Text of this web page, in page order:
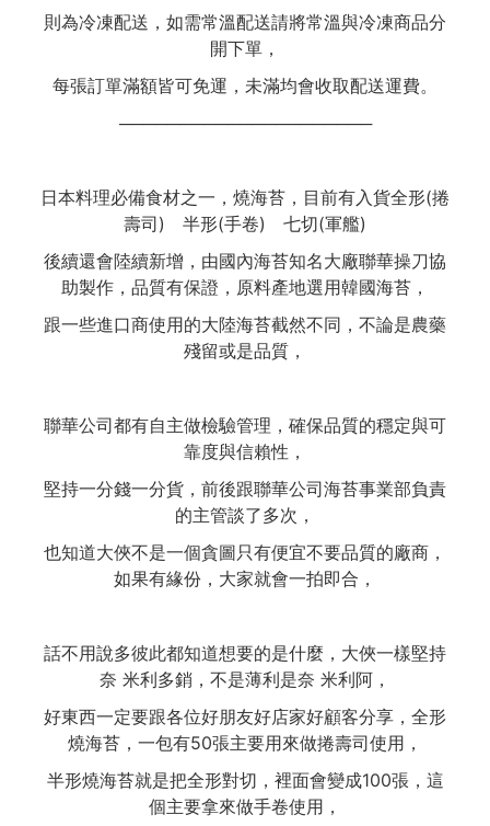
則為冷凍配送，如需常溫配送請將常溫與冷凍商品分
開下單，
每張訂單滿額皆可免運，未滿均會收取配送運費。
─────────────────────
日本料理必備食材之一，燒海苔，目前有入貨全形(捲
壽司) 半形(手卷) 七切(軍艦)
後續還會陸續新增，由國內海苔知名大廠聯華操刀協
助製作，品質有保證，原料產地選用韓國海苔，
跟一些進口商使用的大陸海苔截然不同，不論是農藥
殘留或是品質，
聯華公司都有自主做檢驗管理，確保品質的穩定與可
靠度與信賴性，
堅持一分錢一分貨，前後跟聯華公司海苔事業部負責
的主管談了多次，
也知道大俠不是一個貪圖只有便宜不要品質的廠商，
如果有緣份，大家就會一拍即合，
話不用說多彼此都知道想要的是什麼，大俠一樣堅持
奈 米利多銷，不是薄利是奈 米利阿，
好東西一定要跟各位好朋友好店家好顧客分享，全形
燒海苔，一包有50張主要用來做捲壽司使用，
半形燒海苔就是把全形對切，裡面會變成100張，這
個主要拿來做手卷使用，